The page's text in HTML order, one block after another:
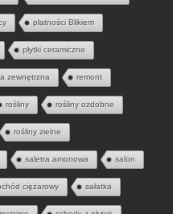
płatności Blikiem
płytki ceramiczne
zewnętrzna remont
rośliny rośliny ozdobne
rośliny zielne
saletra amonowa salon
ciężarowy sałatka